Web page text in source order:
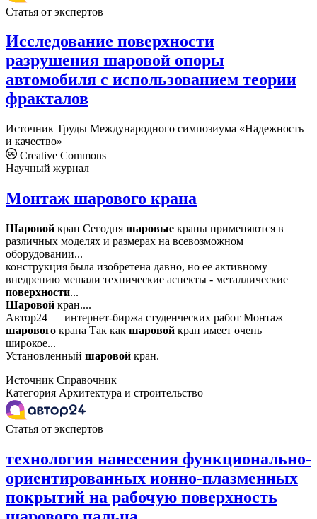
Статья от экспертов
Исследование поверхности
разрушения шаровой опоры
автомобиля с использованием теории
фракталов
Источник Труды Международного симпозиума «Надежность
и качество»
Creative Commons
Научный журнал
Монтаж шарового крана
Шаровой кран Сегодня шаровые краны применяются в
различных моделях и размерах на всевозможном
оборудовании...
конструкция была изобретена давно, но ее активному
внедрению мешали технические аспекты - металлические
поверхности...
Шаровой кран....
Автор24 — интернет-биржа студенческих работ Монтаж
шарового крана Так как шаровой кран имеет очень
широкое...
Установленный шаровой кран.
Источник Справочник
Категория Архитектура и строительство
Статья от экспертов
технология нанесения функционально-
ориентированных ионно-плазменных
покрытий на рабочую поверхность